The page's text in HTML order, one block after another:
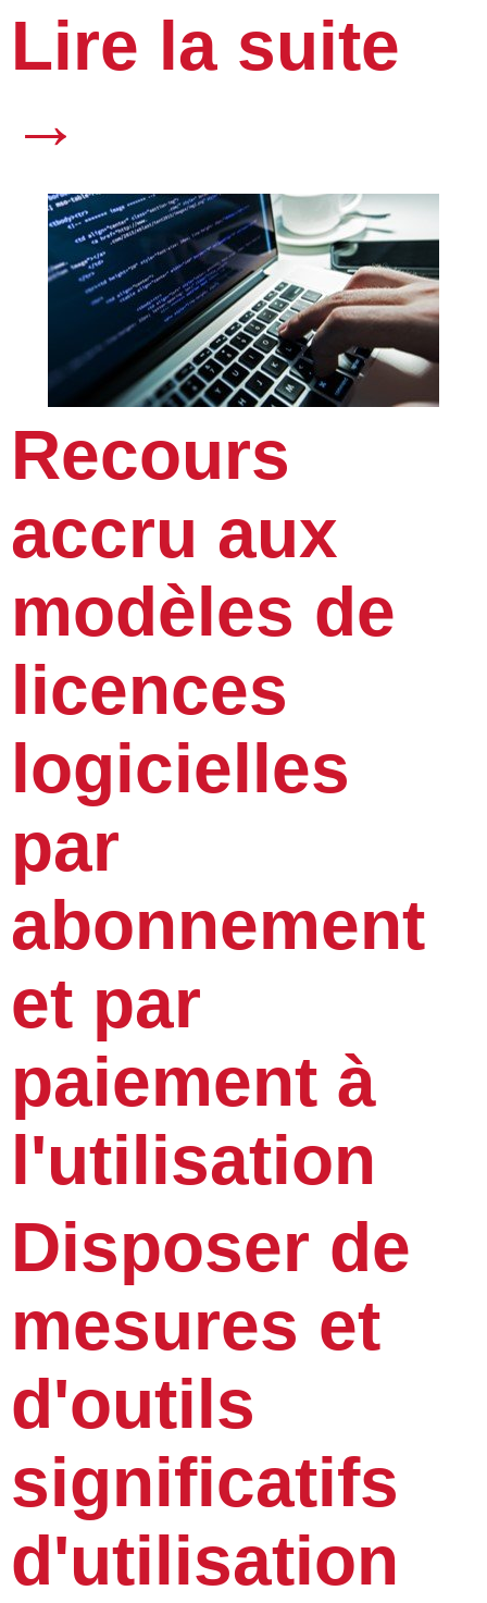
Lire la suite
→
Recours
accru aux
modèles de
licences
logicielles
par
abonnement
et par
paiement à
l'utilisation
Disposer de
mesures et
d'outils
significatifs
d'utilisation